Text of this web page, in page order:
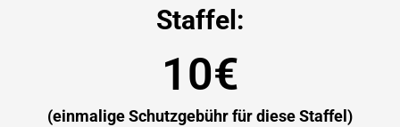
Staffel:
10€
(einmalige Schutzgebühr für diese Staffel)